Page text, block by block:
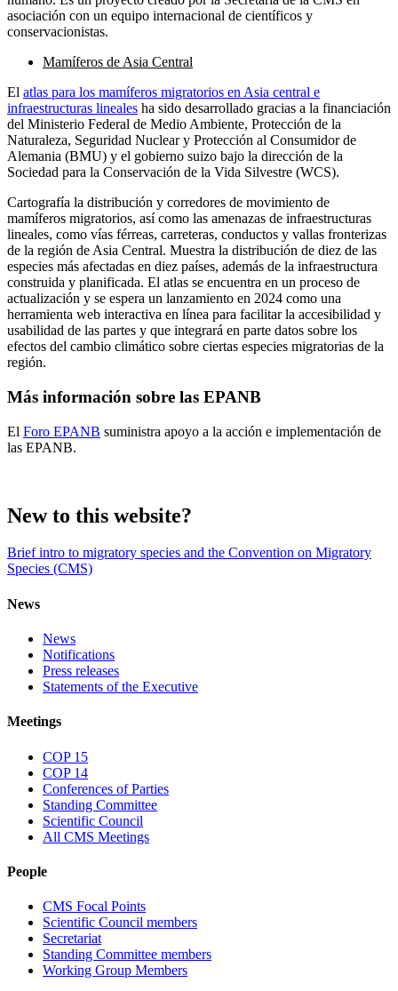
asociación con un equipo internacional de científicos y
conservacionistas.
Mamíferos de Asia Central
El atlas para los mamíferos migratorios en Asia central e
infraestructuras lineales ha sido desarrollado gracias a la financiación
del Ministerio Federal de Medio Ambiente, Protección de la
Naturaleza, Seguridad Nuclear y Protección al Consumidor de
Alemania (BMU) y el gobierno suizo bajo la dirección de la
Sociedad para la Conservación de la Vida Silvestre (WCS).
Cartografía la distribución y corredores de movimiento de
mamíferos migratorios, así como las amenazas de infraestructuras
lineales, como vías férreas, carreteras, conductos y vallas fronterizas
de la región de Asia Central. Muestra la distribución de diez de las
especies más afectadas en diez países, además de la infraestructura
construida y planificada. El atlas se encuentra en un proceso de
actualización y se espera un lanzamiento en 2024 como una
herramienta web interactiva en línea para facilitar la accesibilidad y
usabilidad de las partes y que integrará en parte datos sobre los
efectos del cambio climático sobre ciertas especies migratorias de la
región.
Más información sobre las EPANB
El Foro EPANB suministra apoyo a la acción e implementación de
las EPANB.
New to this website?
Brief intro to migratory species and the Convention on Migratory
Species (CMS)
News
News
Notifications
Press releases
Statements of the Executive
Meetings
COP 15
COP 14
Conferences of Parties
Standing Committee
Scientific Council
All CMS Meetings
People
CMS Focal Points
Scientific Council members
Secretariat
Standing Committee members
Working Group Members